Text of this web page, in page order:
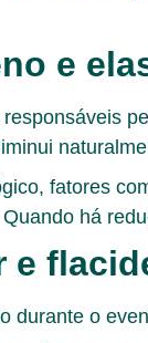
e
fatores
há
e
durante o